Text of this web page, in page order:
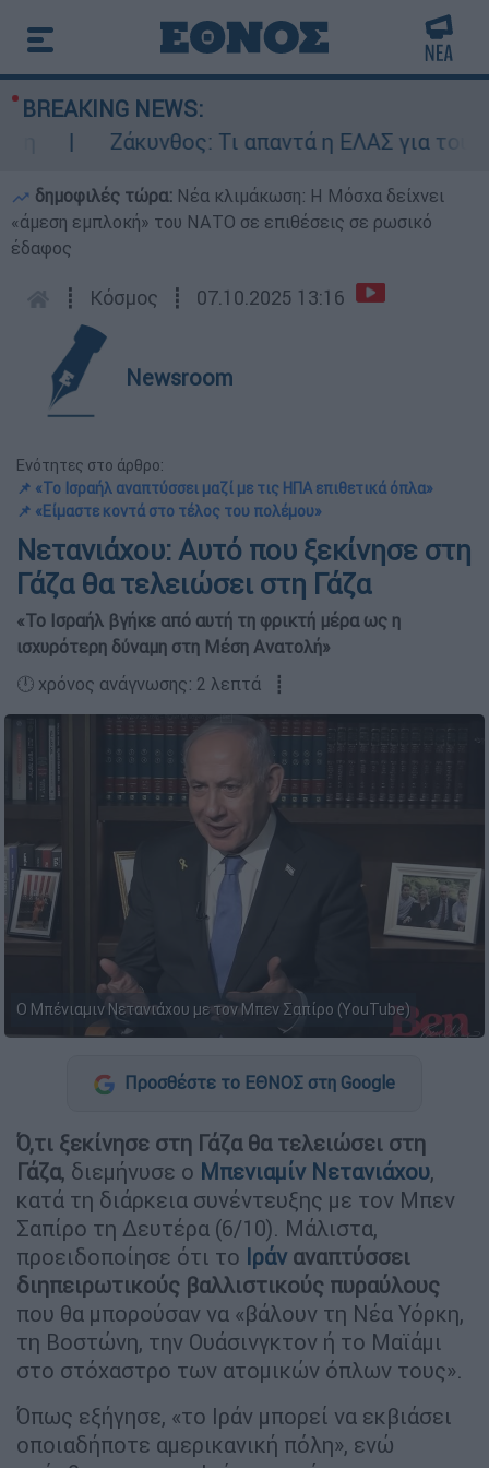
BREAKING NEWS:
Ζάκυνθος: Τι απαντά η ΕΛΑΣ για τους 8
δημοφιλές τώρα: Νέα κλιμάκωση: Η Μόσχα δείχνει
«άμεση εμπλοκή» του ΝΑΤΟ σε επιθέσεις σε ρωσικό
έδαφος
┋ Κόσμος ┋ 07.10.2025 13:16
Newsroom
Ενότητες στο άρθρο:
📌 «Το Ισραήλ αναπτύσσει μαζί με τις ΗΠΑ επιθετικά όπλα»
📌 «Είμαστε κοντά στο τέλος του πολέμου»
Νετανιάχου: Αυτό που ξεκίνησε στη
Γάζα θα τελειώσει στη Γάζα
«Το Ισραήλ βγήκε από αυτή τη φρικτή μέρα ως η
ισχυρότερη δύναμη στη Μέση Ανατολή»
🕛 χρόνος ανάγνωσης: 2 λεπτά ┋
Ο Μπένιαμιν Νετανιάχου με τον Μπεν Σαπίρο (YouTube)
Προσθέστε το ΕΘΝΟΣ στη Google
Ό,τι ξεκίνησε στη Γάζα θα τελειώσει στη
Γάζα, διεμήνυσε ο Μπενιαμίν Νετανιάχου,
κατά τη διάρκεια συνέντευξης με τον Μπεν
Σαπίρο τη Δευτέρα (6/10). Μάλιστα,
προειδοποίησε ότι το Ιράν αναπτύσσει
διηπειρωτικούς βαλλιστικούς πυραύλους
που θα μπορούσαν να «βάλουν τη Νέα Υόρκη,
τη Βοστώνη, την Ουάσινγκτον ή το Μαϊάμι
στο στόχαστρο των ατομικών όπλων τους».
Όπως εξήγησε, «το Ιράν μπορεί να εκβιάσει
οποιαδήποτε αμερικανική πόλη», ενώ